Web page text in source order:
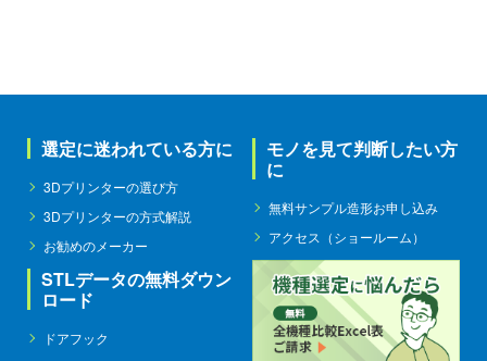
選定に迷われている方に
3Dプリンターの選び方
3Dプリンターの方式解説
お勧めのメーカー
STLデータの無料ダウン
ロード
ドアフック
モノを見て判断したい方
に
無料サンプル造形お申し込み
アクセス（ショールーム）